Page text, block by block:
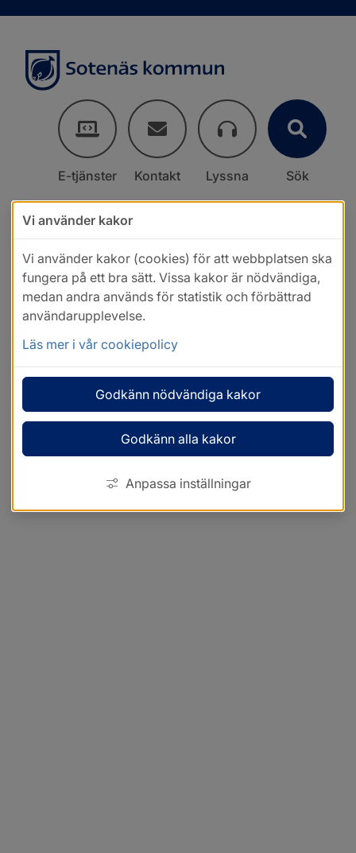
E-tjänster Kontakt Lyssna Sök
Vi använder kakor
Vi använder kakor (cookies) för att webbplatsen ska
fungera på ett bra sätt. Vissa kakor är nödvändiga,
medan andra används för statistik och förbättrad
användarupplevelse.
Läs mer i vår cookiepolicy
Godkänn nödvändiga kakor
Godkänn alla kakor
Anpassa inställningar